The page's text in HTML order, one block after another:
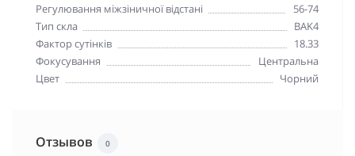
Регулювання міжзіничної відстані
56-74
Тип скла
BAK4
Фактор сутінків
18.33
Фокусування
Центральна
Цвет
Чорний
Отзывов 0